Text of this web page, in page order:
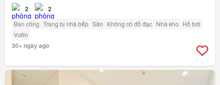
2 2
Ban công Trang bị nhà bếp Sân Không có đồ đạc Nhà kho Hồ bơi
Vườn
30+ ngày ago